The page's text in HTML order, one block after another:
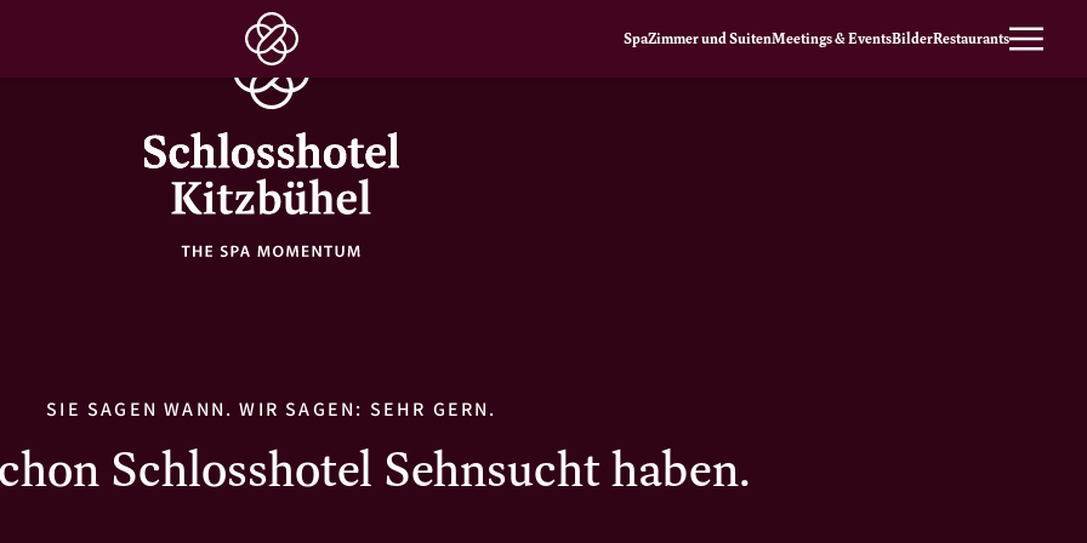
SpaZimmer und SuitenMeetings & EventsBilderRestaurants
SIE SAGEN WANN. WIR SAGEN: SEHR GERN.
Schlosshotel Sehnsucht haben.